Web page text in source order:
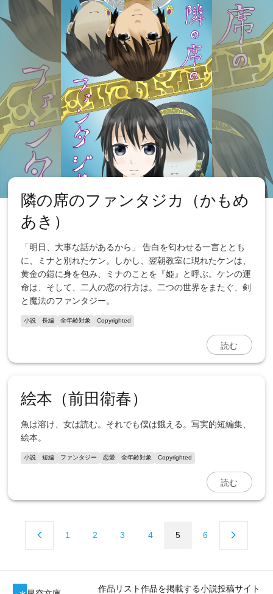
隣の席のファンタジカ（かもめ
あき）
「明日、大事な話があるから」 告白を匂わせる一言ととも
に、ミナと別れたケン。しかし、翌朝教室に現れたケンは、
黄金の鎧に身を包み、ミナのことを『姫』と呼ぶ。ケンの運
命は、そして、二人の恋の行方は。二つの世界をまたぐ、剣
と魔法のファンタジー。
小説 長編 全年齢対象 Copyrighted
読む
絵本（前田衛春）
魚は溶け、女は読む。それでも僕は餓える。写実的短編集、
絵本。
小説 短編 ファンタジー 恋愛 全年齢対象 Copyrighted
読む
1 2 3 4 5 6
作品リスト作品を掲載する小説投稿サイト